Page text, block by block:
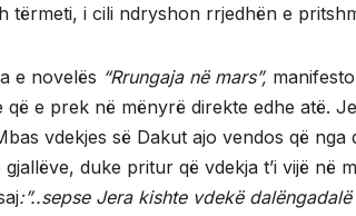
tërmeti, i cili ndryshon rrjedhën e
e novelës “Rrungaja në mars”,
që e prek në mënyrë direkte edhe atë.
vdekjes së Dakut ajo vendos që
duke pritur që vdekja t’i vijë në
:”..sepse Jera kishte vdekë